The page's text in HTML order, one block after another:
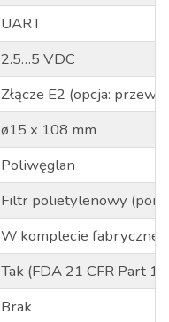
UART
2.5…5 VDC
Złącze E2 (opcja:
ø15 x 108 mm
Poliwęglan
Filtr polietylenowy
W komplecie fabryczne
Tak (FDA 21 CFR Part
Brak